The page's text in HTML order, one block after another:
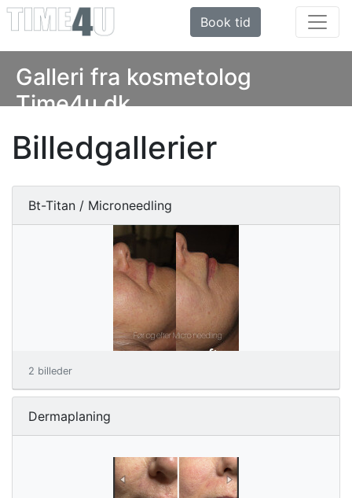
Book tid
Galleri fra kosmetolog
Time4u.dk
Billedgallerier
Bt-Titan / Microneedling
2 billeder
Dermaplaning